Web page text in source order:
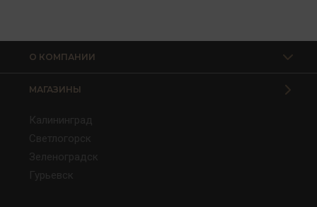
О КОМПАНИИ
МАГАЗИНЫ
Калининград
Светлогорск
Зеленоградск
Гурьевск